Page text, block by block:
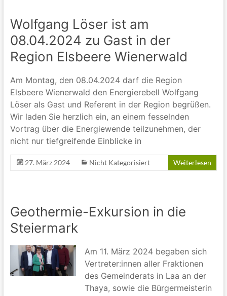
Wolfgang Löser ist am
08.04.2024 zu Gast in der
Region Elsbeere Wienerwald
Am Montag, den 08.04.2024 darf die Region
Elsbeere Wienerwald den Energierebell Wolfgang
Löser als Gast und Referent in der Region begrüßen.
Wir laden Sie herzlich ein, an einem fesselnden
Vortrag über die Energiewende teilzunehmen, der
nicht nur tiefgreifende Einblicke in
27. März 2024 Nicht Kategorisiert Weiterlesen
Geothermie-Exkursion in die
Steiermark
Am 11. März 2024 begaben sich
Vertreter:innen aller Fraktionen
des Gemeinderats in Laa an der
Thaya, sowie die Bürgermeisterin